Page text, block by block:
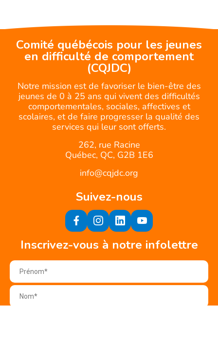
Comité québécois pour les jeunes
en difficulté de comportement
(CQJDC)
Notre mission est de favoriser le bien-être des
jeunes de 0 à 25 ans qui vivent des difficultés
comportementales, sociales, affectives et
scolaires, et de faire progresser la qualité des
services qui leur sont offerts.
262, rue Racine
Québec, QC, G2B 1E6
info@cqjdc.org
Suivez-nous
Inscrivez-vous à notre infolettre